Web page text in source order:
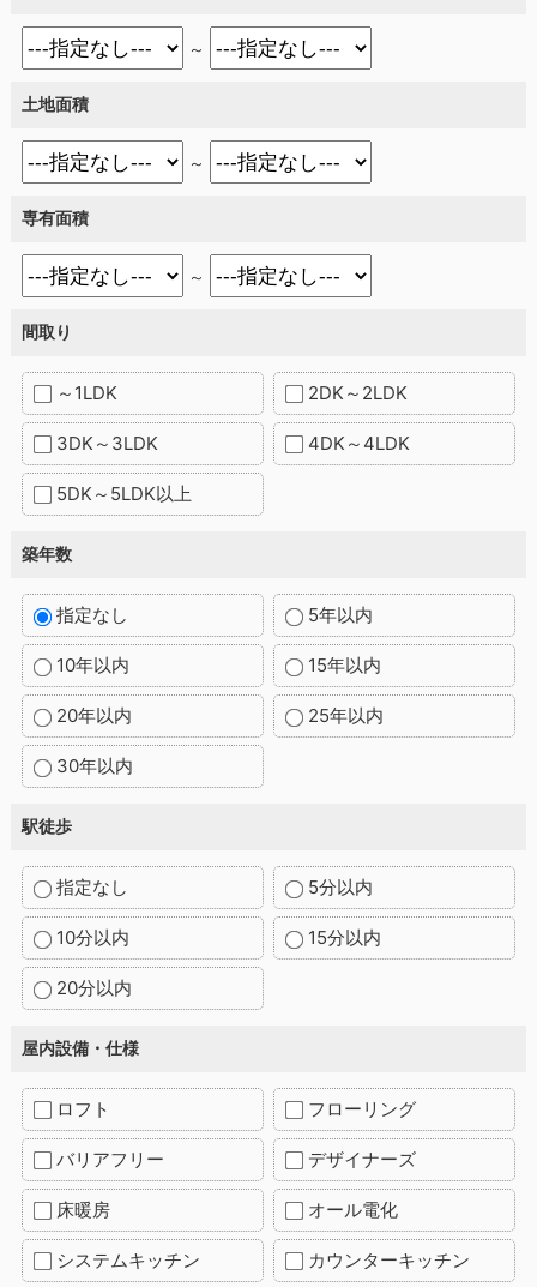
～
土地面積
～
専有面積
～
間取り
～1LDK 2DK～2LDK
3DK～3LDK 4DK～4LDK
5DK～5LDK以上
築年数
指定なし 5年以内
10年以内 15年以内
20年以内 25年以内
30年以内
駅徒歩
指定なし 5分以内
10分以内 15分以内
20分以内
屋内設備・仕様
ロフト フローリング
バリアフリー デザイナーズ
床暖房 オール電化
システムキッチン カウンターキッチン